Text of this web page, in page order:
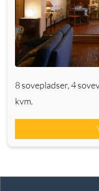
8 sovepladser, 4
kvm.